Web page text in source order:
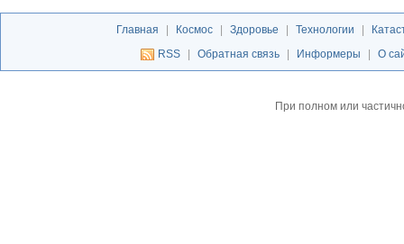
Главная Космос Здоровье Технологии
RSS
Обратная связь Информеры О
При полном или